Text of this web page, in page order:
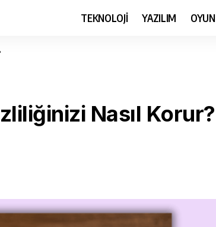
TEKNOLOJİ YAZILIM OYUN
Nasıl Korur?